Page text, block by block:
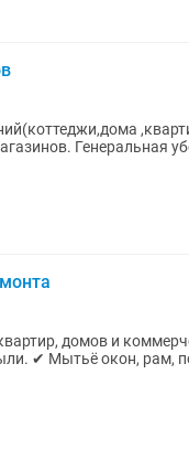
после ремонта
домов и